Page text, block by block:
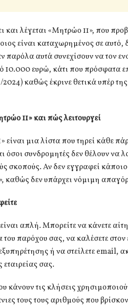
και λέγεται «Μητρώο 11», που
είναι καταχωρημένος σε αυτό,
παρόλα αυτά συνεχίσουν να τον
10.000 ευρώ, κάτι που πρόσφατα
καθώς έκρινε θετικά υπέρ
11» και πώς λειτουργεί
είναι μια λίστα που τηρεί κάθε
όσοι συνδρομητές δεν θέλουν να
σκοπούς. Αν δεν εγγραφεί
καθώς δεν υπάρχει νόμιμη
απλή. Μπορείτε να κάνετε
παρόχου σας, να καλέσετε
ή να στείλετε email,
εταιρείας σας.
κάνουν τις κλήσεις
τους τους αριθμούς που